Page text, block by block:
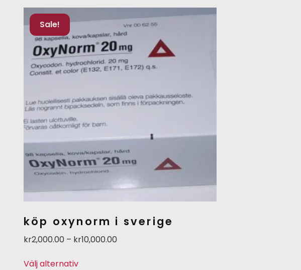
Sale!
köp oxynorm i sverige
kr2,000.00 – kr10,000.00
Välj alternativ